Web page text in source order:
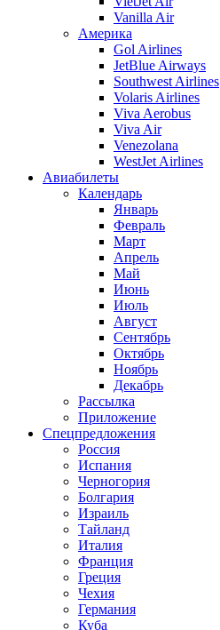
Vanilla Air
Америка
Gol Airlines
JetBlue Airways
Southwest Airlines
Volaris Airlines
Viva Aerobus
Viva Air
Venezolana
WestJet Airlines
Авиабилеты
Календарь
Январь
Февраль
Март
Апрель
Май
Июнь
Июль
Август
Сентябрь
Октябрь
Ноябрь
Декабрь
Рассылка
Приложение
Спецпредложения
Россия
Испания
Черногория
Болгария
Израиль
Тайланд
Италия
Франция
Греция
Чехия
Германия
Куба